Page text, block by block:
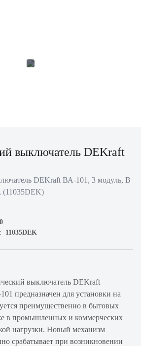
выключатель DEKraft
DEKraft ВА-101, 3 модуль, B
(11035DEK)
11035DEK
выключатель DEKraft
предназначен для установки на
преимущественно в бытовых
в промышленных и коммерческих
нагрузки. Новый механизм
срабатывает при возникновении